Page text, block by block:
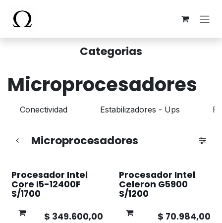
Categorias
Microprocesadores
Conectividad Estabilizadores - Ups
Microprocesadores
Procesador Intel
Core I5-12400F
S/1700
$ 349.600,00
Procesador Intel
Celeron G5900
S/1200
$ 70.984,00